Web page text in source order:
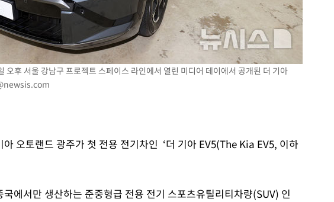
화된 전선 상황 논의
에어포스원 기밀정보, 언
지병 별세
군 취약해질 수 있어”
오후 서울 강남구 프로젝트 스페이스 라인에서 열린 미디어 데이에서 공개된 더 기아
오토랜드 광주가 첫 전용 전기차인 ‘더 기아 EV5(The Kia EV5, 이하
에서만 생산하는 준중형급 전용 전기 스포츠유틸리티차량(SUV) 인